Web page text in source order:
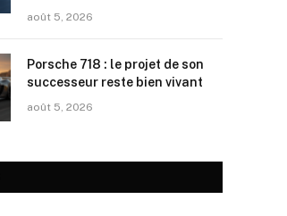
août 5, 2026
Porsche 718 : le projet de son
successeur reste bien vivant
août 5, 2026